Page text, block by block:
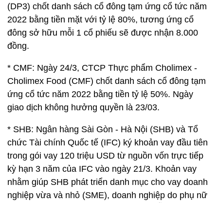
(DP3) chốt danh sách cổ đông tạm ứng cổ tức năm
2022 bằng tiền mặt với tỷ lệ 80%, tương ứng cổ
đông sở hữu mỗi 1 cổ phiếu sẽ được nhận 8.000
đồng.
* CMF: Ngày 24/3, CTCP Thực phẩm Cholimex -
Cholimex Food (CMF) chốt danh sách cổ đông tạm
ứng cổ tức năm 2022 bằng tiền tỷ lệ 50%. Ngày
giao dịch không hưởng quyền là 23/03.
* SHB: Ngân hàng Sài Gòn - Hà Nội (SHB) và Tổ
chức Tài chính Quốc tế (IFC) ký khoản vay đầu tiên
trong gói vay 120 triệu USD từ nguồn vốn trực tiếp
kỳ hạn 3 năm của IFC vào ngày 21/3. Khoản vay
nhằm giúp SHB phát triển danh mục cho vay doanh
nghiệp vừa và nhỏ (SME), doanh nghiệp do phụ nữ